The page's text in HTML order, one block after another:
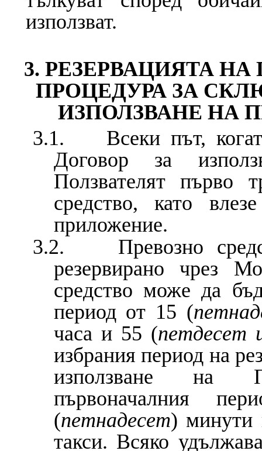
използват.
3. РЕЗЕРВАЦИЯТА
ПРОЦЕДУРА ЗА
ИЗПОЛЗВАНЕ НА
3.1. Всеки път,
Договор за
Ползвателят първо
средство, като
приложение.
3.2. Превозно
резервирано чрез
средство може да
период от 15 (
часа и 55 (петдесет
избрания период на
използване на
първоначалния
(петнадесет) минути
такси. Всяко